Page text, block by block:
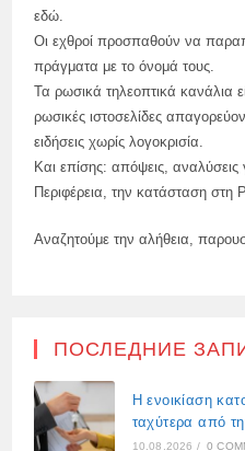
εδώ.
Οι εχθροί προσπαθούν να
πράγματα με το όνομά τους.
Τα ρωσικά τηλεοπτικά κανάλια
ρωσικές ιστοσελίδες
ειδήσεις χωρίς λογοκρισία.
Και επίσης: απόψεις, αναλύσεις
Περιφέρεια, την κατάσταση στη
Αναζητούμε την αλήθεια,
ПОСЛЕДНИЕ
Η ενοικίαση
ταχύτερα από
10.08.2026 / 0